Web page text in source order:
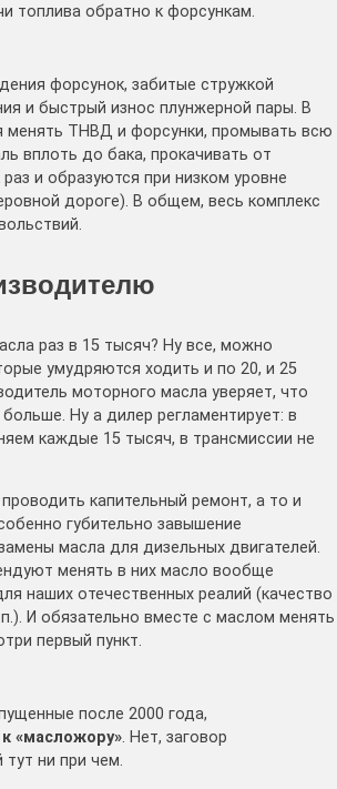
топлива обратно к форсункам.
форсунок, забитые стружкой
и быстрый износ плунжерной пары. В
менять ТНВД и форсунки, промывать всю
вплоть до бака, прокачивать от
и образуются при низком уровне
дороге). В общем, весь комплекс
раз в 15 тысяч? Ну все, можно
умудряются ходить и по 20, и 25
моторного масла уверяет, что
больше. Ну а дилер регламентирует: в
каждые 15 тысяч, в трансмиссии не
капительный ремонт, а то и
губительно завышение
масла для дизельных двигателей.
менять в них масло вообще
наших отечественных реалий (качество
И обязательно вместе с маслом менять
первый пункт.
после 2000 года,
«масложору». Нет, заговор
тут ни при чем.